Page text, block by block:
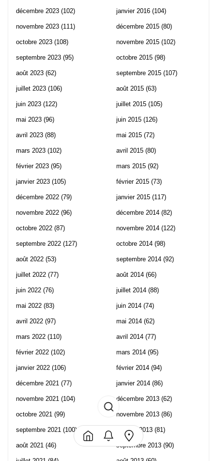
décembre 2023 (102)
novembre 2023 (111)
octobre 2023 (108)
septembre 2023 (95)
août 2023 (62)
juillet 2023 (106)
juin 2023 (122)
mai 2023 (96)
avril 2023 (88)
mars 2023 (102)
février 2023 (95)
janvier 2023 (105)
décembre 2022 (79)
novembre 2022 (96)
octobre 2022 (87)
septembre 2022 (127)
août 2022 (53)
juillet 2022 (77)
juin 2022 (76)
mai 2022 (83)
avril 2022 (97)
mars 2022 (110)
février 2022 (102)
janvier 2022 (106)
décembre 2021 (77)
novembre 2021 (104)
octobre 2021 (99)
septembre 2021 (100)
août 2021 (46)
janvier 2016 (104)
décembre 2015 (80)
novembre 2015 (102)
octobre 2015 (98)
septembre 2015 (107)
août 2015 (63)
juillet 2015 (105)
juin 2015 (126)
mai 2015 (72)
avril 2015 (80)
mars 2015 (92)
février 2015 (73)
janvier 2015 (117)
décembre 2014 (82)
novembre 2014 (122)
octobre 2014 (98)
septembre 2014 (92)
août 2014 (66)
juillet 2014 (88)
juin 2014 (74)
mai 2014 (62)
avril 2014 (77)
mars 2014 (95)
février 2014 (94)
janvier 2014 (86)
décembre 2013 (62)
novembre 2013 (86)
octobre 2013 (81)
septembre 2013 (90)